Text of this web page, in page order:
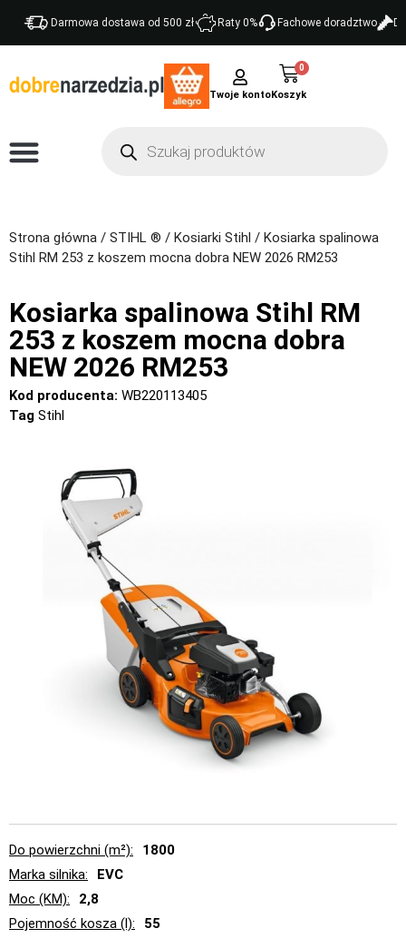
Darmowa dostawa od 500 zł Raty 0% Fachowe doradztwo
Twoje konto
0
Strona główna / STIHL ® / Kosiarki Stihl / Kosiarka spalinowa
Stihl RM 253 z koszem mocna dobra NEW 2026 RM253
Kosiarka spalinowa Stihl RM
253 z koszem mocna dobra
NEW 2026 RM253
Kod producenta: WB220113405
Tag Stihl
Do powierzchni (m²)
1800
Marka silnika
EVC
Moc (KM)
2,8
Pojemność kosza (l)
55